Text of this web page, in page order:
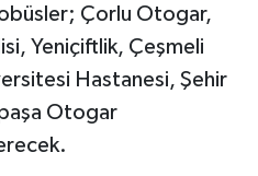
Çorlu Otogar,
Yeniçiftlik, Çeşmeli
Hastanesi, Şehir
Otogar